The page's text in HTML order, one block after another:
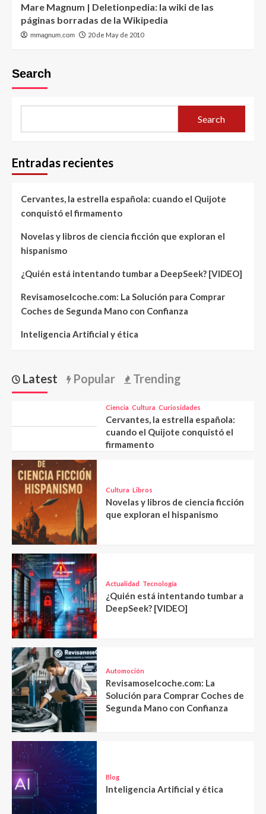
Mare Magnum | Deletionpedia: la wiki de las
páginas borradas de la Wikipedia
mmagnum.com 20 de May de 2010
Search
Search
Entradas recientes
Cervantes, la estrella española: cuando el Quijote
conquistó el firmamento
Novelas y libros de ciencia ficción que exploran el
hispanismo
¿Quién está intentando tumbar a DeepSeek? [VIDEO]
Revisamoselcoche.com: La Solución para Comprar
Coches de Segunda Mano con Confianza
Inteligencia Artificial y ética
Latest Popular Trending
Ciencia Cultura Curiosidades
Cervantes, la estrella española:
cuando el Quijote conquistó el
firmamento
Cultura Libros
Novelas y libros de ciencia ficción
que exploran el hispanismo
Actualidad Tecnología
¿Quién está intentando tumbar a
DeepSeek? [VIDEO]
Automoción
Revisamoselcoche.com: La
Solución para Comprar Coches de
Segunda Mano con Confianza
Blog
Inteligencia Artificial y ética